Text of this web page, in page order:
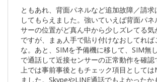
ともあれ、背面パネルなど追加故障／請
してもらえました。強いていえば背面パ
サーの位置がど真ん中から少しズレてる
ですが、まぁ人手で貼り付けなおしてれ
な。あと、SIMを予備機に移して、SIM無
で通話して近接センサーの正常動作を確認
上では事前事後ともチェック項目として
ました。SkypeやLINE通話でもよかった